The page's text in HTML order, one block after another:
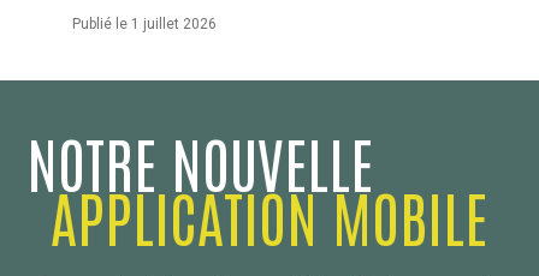
Publié le 1 juillet 2026
NOTRE NOUVELLE
APPLICATION MOBILE